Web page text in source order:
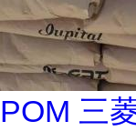
POM 三